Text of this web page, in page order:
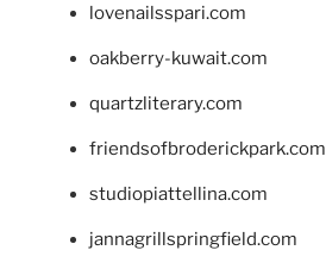
lovenailsspari.com
oakberry-kuwait.com
quartzliterary.com
friendsofbroderickpark.com
studiopiattellina.com
jannagrillspringfield.com